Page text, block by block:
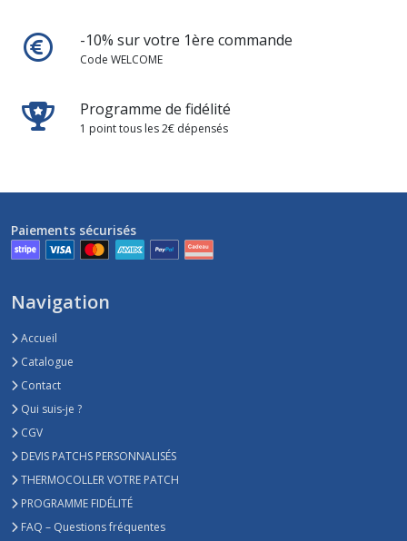
-10% sur votre 1ère commande
Code WELCOME
Programme de fidélité
1 point tous les 2€ dépensés
Paiements sécurisés
Navigation
Accueil
Catalogue
Contact
Qui suis-je ?
CGV
DEVIS PATCHS PERSONNALISÉS
THERMOCOLLER VOTRE PATCH
PROGRAMME FIDÉLITÉ
FAQ – Questions fréquentes